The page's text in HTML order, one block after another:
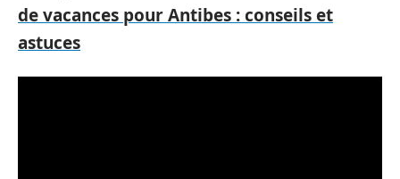
de vacances pour Antibes : conseils et
astuces